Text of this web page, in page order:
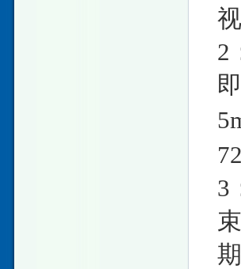
2
3